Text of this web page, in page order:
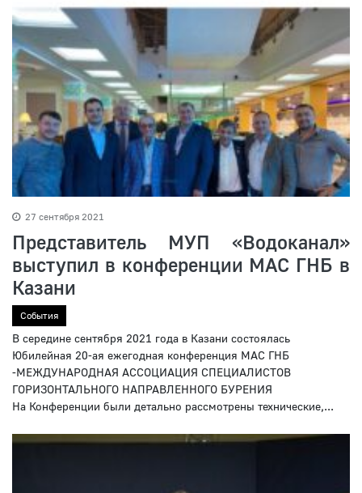
27 сентября 2021
Представитель МУП «Водоканал»
выступил в конференции МАС ГНБ в
Казани
События
В середине сентября 2021 года в Казани состоялась
Юбилейная 20-ая ежегодная конференция МАС ГНБ
-МЕЖДУНАРОДНАЯ АССОЦИАЦИЯ СПЕЦИАЛИСТОВ
ГОРИЗОНТАЛЬНОГО НАПРАВЛЕННОГО БУРЕНИЯ
На Конференции были детально рассмотрены технические,...